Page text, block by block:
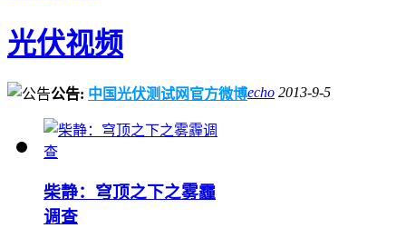
光伏视频
公告: 中国光伏测试网官方微博echo 2013-9-5
柴静：穹顶之下之雾霾
调查